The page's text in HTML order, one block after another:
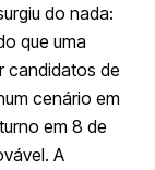
do nada:
que uma
candidatos de
cenário em
em 8 de
A